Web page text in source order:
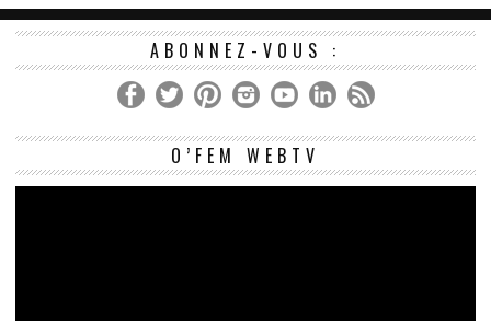
ABONNEZ-VOUS :
O’FEM WEBTV